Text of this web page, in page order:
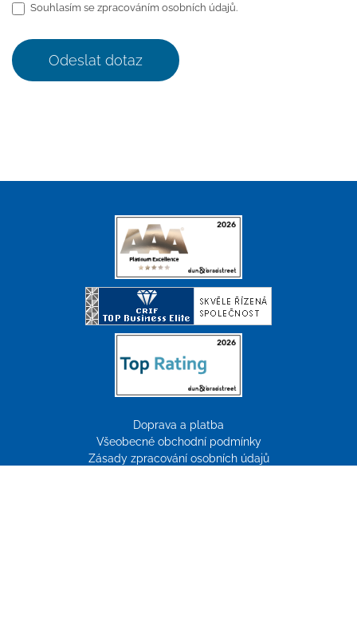
Souhlasím se zpracováním osobních údajů.
Odeslat dotaz
Doprava a platba
Všeobecné obchodní podmínky
Zásady zpracování osobních údajů